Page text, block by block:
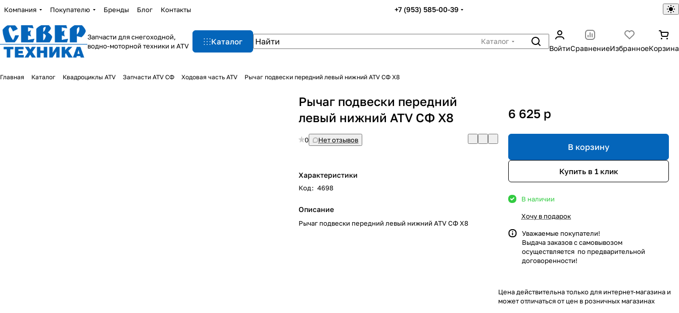
Компания Покупателю Бренды Блог Контакты +7 (953) 585-00-39
Запчасти для снегоходной,
водно-моторной техники и ATV
Каталог
Каталог
ВойтиСравнениеИзбранноеКорзина
Главная Каталог Квадроциклы ATV Запчасти ATV СФ Ходовая часть ATV Рычаг подвески передний левый нижний ATV СФ X8
Рычаг подвески передний
левый нижний ATV СФ X8
0 Нет отзывов
Характеристики
Код: 4698
Описание
Рычаг подвески передний левый нижний ATV СФ X8
6 625 p
В корзину
Купить в 1 клик
В наличии
Хочу в подарок
Уважаемые покупатели!
Выдача заказов с самовывозом
осуществляется по предварительной
договоренности!
Цена действительна только для интернет-магазина и
может отличаться от цен в розничных магазинах